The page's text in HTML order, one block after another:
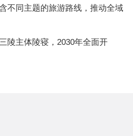
不同主题的旅游路线，推动全域
陵主体陵寝，2030年全面开